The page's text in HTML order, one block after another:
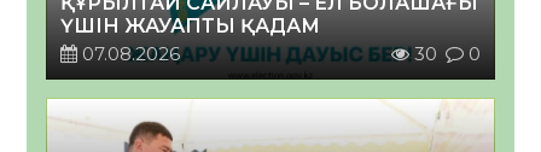
ҮШІН ЖАУАПТЫ ҚАДАМ
07.08.2026
30 0